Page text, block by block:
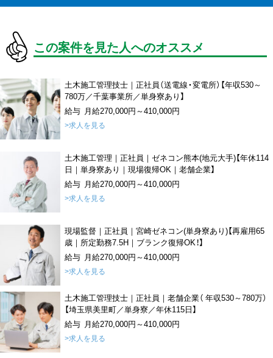
この案件を見た人へのオススメ
土木施工管理技士｜正社員（送電線・変電所）【年収530～
780万／千葉事業所／単身寮あり】
給与 月給270,000円～410,000円
>求人を見る
土木施工管理｜正社員｜ゼネコン熊本(地元大手)【年休114
日｜単身寮あり｜現場復帰OK｜老舗企業】
給与 月給270,000円～410,000円
>求人を見る
現場監督｜正社員｜宮崎ゼネコン(単身寮あり)【再雇用65
歳｜所定勤務7.5H｜ブランク復帰OK！】
給与 月給270,000円～410,000円
>求人を見る
土木施工管理技士｜正社員｜老舗企業（ 年収530～780万）
【埼玉県美里町／単身寮／年休115日】
給与 月給270,000円～410,000円
>求人を見る